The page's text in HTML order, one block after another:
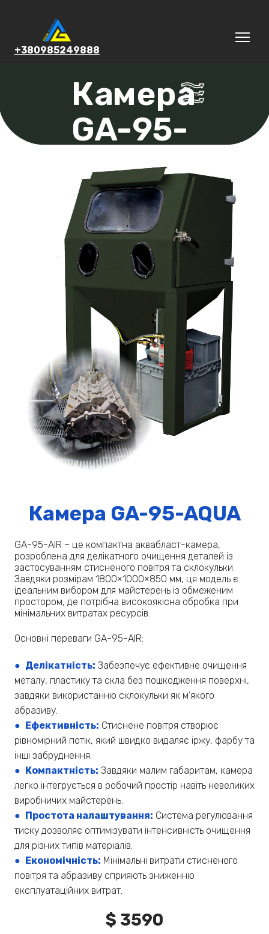
+380985249888
Камера
GA-95-
SAND
Камера GA-95-AQUA
GA-95-AIR – це компактна аквабласт-камера,
розроблена для делікатного очищення деталей із
застосуванням стисненого повітря та склокульки.
Завдяки розмірам 1800×1000×850 мм, ця модель є
ідеальним вибором для майстерень із обмеженим
простором, де потрібна високоякісна обробка при
мінімальних витратах ресурсів.
Основні переваги GA-95-AIR:
● Делікатність: Забезпечує ефективне очищення
металу, пластику та скла без пошкодження поверхні,
завдяки використанню склокульки як м’якого
абразиву.
● Ефективність: Стиснене повітря створює
рівномірний потік, який швидко видаляє іржу, фарбу та
інші забруднення.
● Компактність: Завдяки малим габаритам, камера
легко інтегрується в робочий простір навіть невеликих
виробничих майстерень.
● Простота налаштування: Система регулювання
тиску дозволяє оптимізувати інтенсивність очищення
для різних типів матеріалів.
● Економічність: Мінімальні витрати стисненого
повітря та абразиву сприяють зниженню
експлуатаційних витрат.
$ 3590